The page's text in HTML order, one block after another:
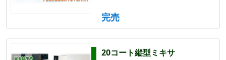
完売
20コート縦型ミキサ